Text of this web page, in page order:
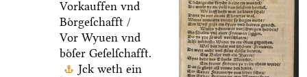
Vorkauffen vnd
Boͤrgeſchafft /
Vor Wyuen vnd
boͤſer Geſelſchafft.
Jck weth ein